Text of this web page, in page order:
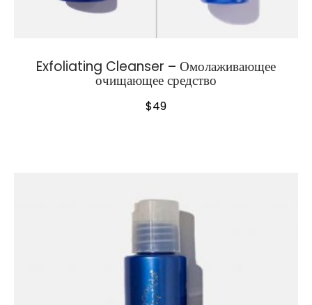
Exfoliating Cleanser – Омолаживающее
очищающее средство
$49